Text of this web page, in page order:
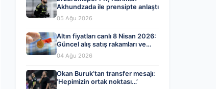
Akhundzada ile prensipte anlaştı
05 Ağu 2026
Altın fiyatları canlı 8 Nisan 2026:
Güncel alış satış rakamları ve
piyasa gelişmeleri
04 Ağu 2026
Okan Buruk’tan transfer mesajı:
‘Hepimizin ortak noktası…’